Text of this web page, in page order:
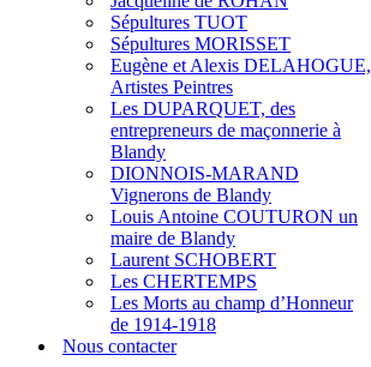
Sépultures TUOT
Sépultures MORISSET
Eugène et Alexis DELAHOGUE,
Artistes Peintres
Les DUPARQUET, des
entrepreneurs de maçonnerie à
Blandy
DIONNOIS-MARAND
Vignerons de Blandy
Louis Antoine COUTURON un
maire de Blandy
Laurent SCHOBERT
Les CHERTEMPS
Les Morts au champ d’Honneur
de 1914-1918
Nous contacter